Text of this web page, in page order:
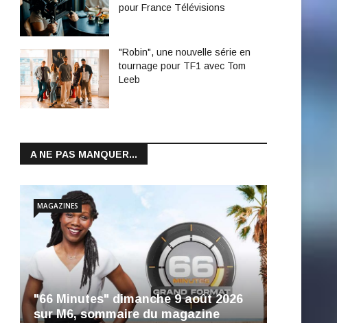
pour France Télévisions
"Robin", une nouvelle série en
tournage pour TF1 avec Tom
Leeb
A NE PAS MANQUER...
"66 Minutes" dimanche 9 août 2026
sur M6, sommaire du magazine
MAGAZINES